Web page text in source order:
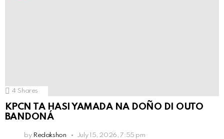
4 Shares
KPCN TA HASI YAMADA NA DOÑO DI OUTO
BANDONÁ
by Redakshon July 15, 2026, 7:55 pm